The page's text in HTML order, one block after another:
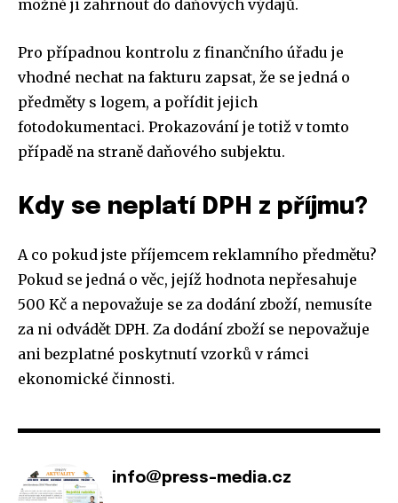
možné ji zahrnout do daňových výdajů.
Pro případnou kontrolu z finančního úřadu je
vhodné nechat na fakturu zapsat, že se jedná o
předměty s logem, a pořídit jejich
fotodokumentaci. Prokazování je totiž v tomto
případě na straně daňového subjektu.
Kdy se neplatí DPH z příjmu?
A co pokud jste příjemcem reklamního předmětu?
Pokud se jedná o věc, jejíž hodnota nepřesahuje
500 Kč a nepovažuje se za dodání zboží, nemusíte
za ni odvádět DPH. Za dodání zboží se nepovažuje
ani bezplatné poskytnutí vzorků v rámci
ekonomické činnosti.
info@press-media.cz